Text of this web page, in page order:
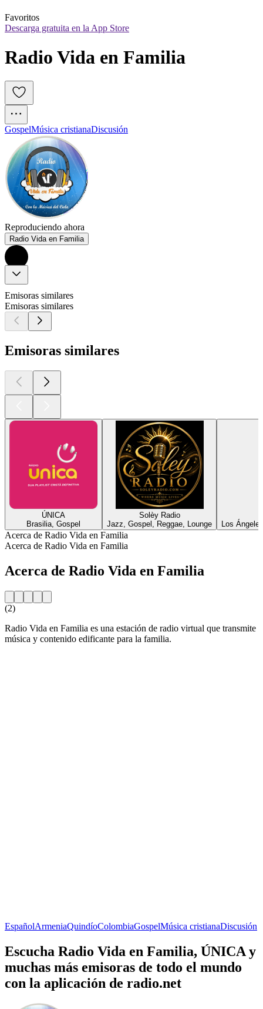
Favoritos
Descarga gratuita en la App Store
Radio Vida en Familia
GospelMúsica cristianaDiscusión
Reproduciendo ahora
Radio Vida en Familia
Emisoras similares
Emisoras similares
Emisoras similares
ÚNICA
Brasilia, Gospel
Solèy Radio
Jazz, Gospel, Reggae, Lounge
Los
Acerca de Radio Vida en Familia
Acerca de Radio Vida en Familia
Acerca de Radio Vida en Familia
(2)
Radio Vida en Familia es una estación de radio virtual que transmite
música y contenido edificante para la familia.
EspañolArmeniaQuindíoColombiaGospelMúsica cristianaDiscusión
Escucha Radio Vida en Familia, ÚNICA y
muchas más emisoras de todo el mundo
con la aplicación de radio.net